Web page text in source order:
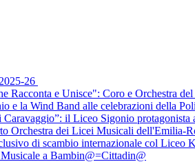
26
Racconta e Unisce": Coro e Orchestra
e la Wind Band alle celebrazioni della
Caravaggio”: il Liceo Sigonio protagonista
Orchestra dei Licei Musicali dell'Emilia-
di scambio internazionale col Liceo
a Bambin@=Cittadin@